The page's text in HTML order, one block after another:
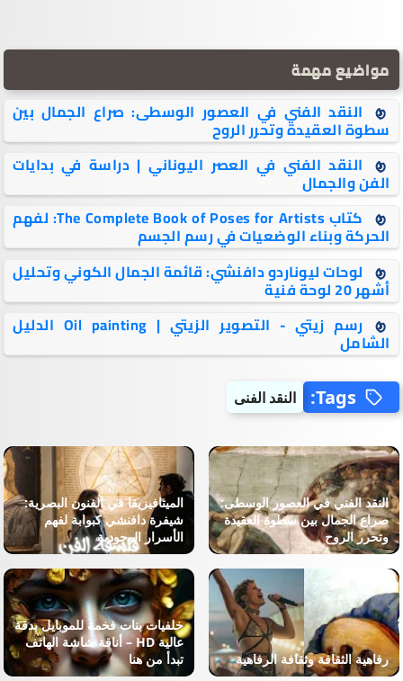
مواضيع مهمة
النقد الفني في العصور الوسطى: صراع الجمال بين
سطوة العقيدة وتحرر الروح
النقد الفني في العصر اليوناني | دراسة في بدايات
الفن والجمال
كتاب The Complete Book of Poses for Artists: لفهم
الحركة وبناء الوضعيات في رسم الجسم
لوحات ليوناردو دافنشي: قائمة الجمال الكوني وتحليل
أشهر 20 لوحة فنية
رسم زيتي - التصوير الزيتي | Oil painting الدليل
الشامل
Tags: النقد الفنى
النقد الفني في العصور الوسطى:
صراع الجمال بين سطوة العقيدة
وتحرر الروح
الميتافيزيقا في الفنون البصرية:
شيفرة دافنشي كبوابة لفهم
الأسرار الوجودية
رفاهية الثقافة وثقافة الرفاهية
خلفيات بنات فخمة للموبايل بدقة
عالية HD – أناقة شاشة الهاتف
تبدأ من هنا